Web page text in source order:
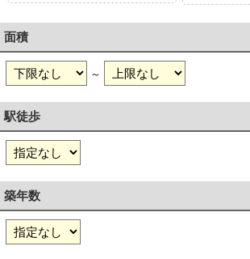
面積
～
駅徒歩
築年数